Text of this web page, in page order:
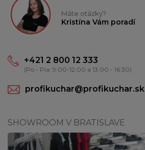
Máte otázky?
Kristína Vám poradí
+421 2 800 12 333
(Po - Pia: 9:00-12:00 a 13:00 - 16:30)
profikuchar@profikuchar.sk
SHOWROOM V BRATISLAVE